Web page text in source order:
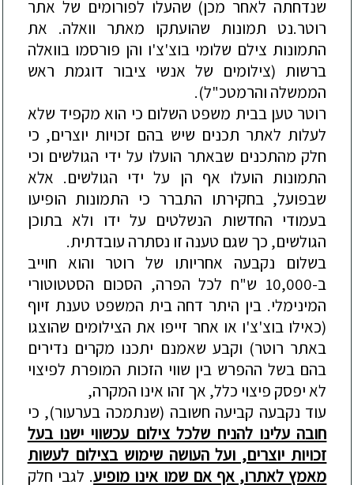
שנדחתה לאחר מכן) שהעלו לפורומים של אתר
רוטר.נט תמונות שהועתקו מאתר וואלה. את
התמונות צילם שלומי בוצ'צ'ו והן פורסמו בוואלה
ברשות (צילומים של אנשי ציבור דוגמת ראש
הממשלה והרמטכ"ל).
רוטר טען בבית משפט השלום כי הוא מקפיד שלא
לעלות לאתר תכנים שיש בהם זכויות יוצרים, כי
חלק מהתכנים שבאתר הועלו על ידי הגולשים וכי
התמונות הועלו אף הן על ידי הגולשים. אלא
שבפועל, בחקירתו התברר כי התמונות הופיעו
בעמודי החדשות הנשלטים על ידו ולא בתוכן
הגולשים, כך שגם טענה זו נסתרה עובדתית.
בשלום נקבעה אחריותו של רוטר והוא חוייב
ב-10,000 ש"ח לכל הפרה, הסכום הסטטוטורי
המינימלי. בין היתר דחה בית המשפט טענת זיוף
(כאילו בוצ'צ'ו או אחר זייפו את הצילומים שהוצגו
באתר רוטר) וקבע שאמנם יתכנו מקרים נדירים
בהם בשל ההפרש בין שווי הזכות המופרת לפיצוי
לא יפסק פיצוי כלל, אך זהו אינו המקרה,
עוד נקבעה קביעה חשובה (שנתמכה בערעור), כי
חובה עלינו להניח שלכל צילום עכשווי ישנו בעל
זכויות יוצרים, ועל העושה שימוש בצילום לעשות
מאמץ לאתרו, אף אם שמו אינו מופיע. לגבי חלק